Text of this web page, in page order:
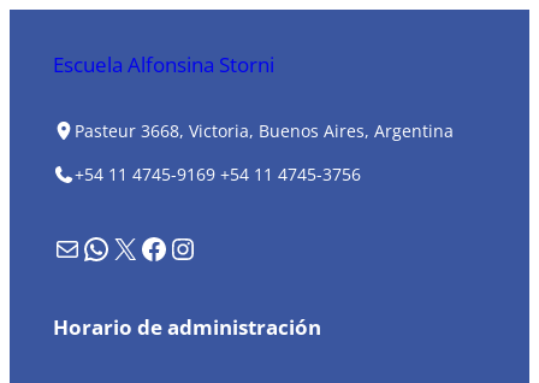
Escuela Alfonsina Storni
Pasteur 3668, Victoria, Buenos Aires, Argentina
+54 11 4745-9169 +54 11 4745-3756
Formulario de contacto WhatsApp X Facebook Instagram
Horario de administración